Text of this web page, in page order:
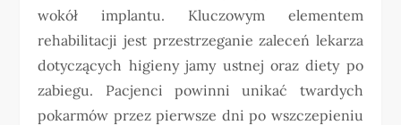
wokół implantu. Kluczowym elementem
rehabilitacji jest przestrzeganie zaleceń lekarza
dotyczących higieny jamy ustnej oraz diety po
zabiegu. Pacjenci powinni unikać twardych
pokarmów przez pierwsze dni po wszczepieniu